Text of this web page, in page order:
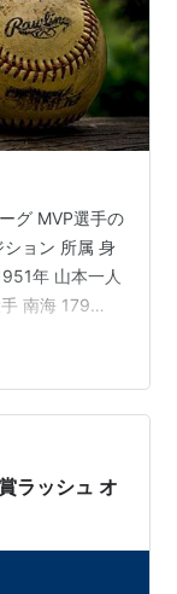
グ MVP選手の
ョン 所属 身
年 山本一人
南海 179
173 1956年
投手 西鉄 180
浦忠 投…
ラッシュ オ